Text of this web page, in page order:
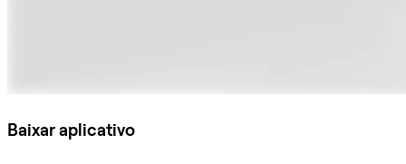
Baixar aplicativo